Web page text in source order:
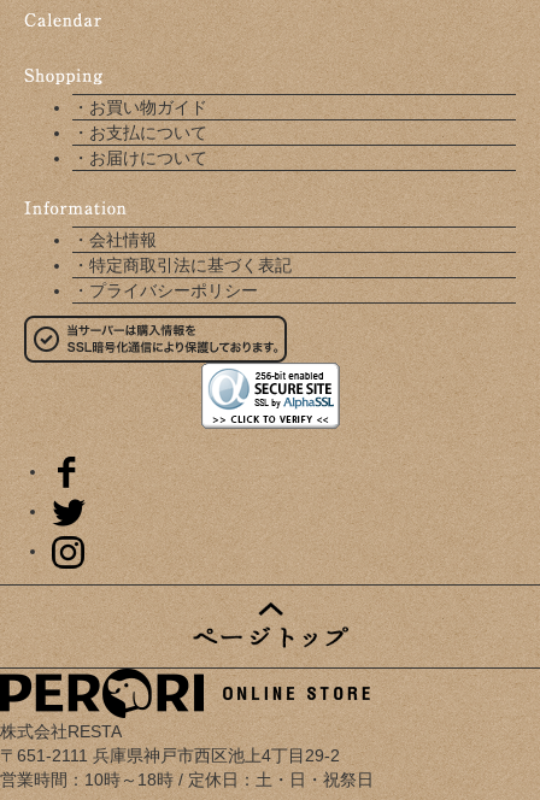
・お買い物ガイド
・お支払について
・お届けについて
・会社情報
・特定商取引法に基づく表記
・プライバシーポリシー
株式会社RESTA
〒651-2111 兵庫県神戸市西区池上4丁目29-2
営業時間：10時～18時 / 定休日：土・日・祝祭日